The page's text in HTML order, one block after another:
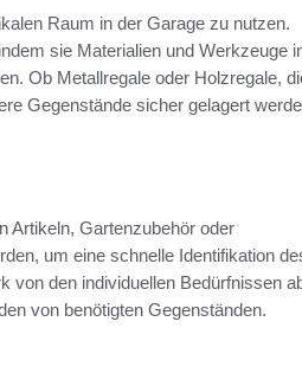
Raum in der Garage zu nutzen.
sie Materialien und Werkzeuge
Ob Metallregale oder Holzregale,
Gegenstände sicher gelagert
Artikeln, Gartenzubehör oder
um eine schnelle Identifikation
von den individuellen Bedürfnissen
von benötigten Gegenständen.